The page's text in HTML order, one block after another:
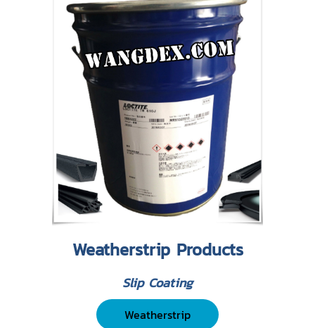
Weatherstrip Products
Slip Coating
Weatherstrip